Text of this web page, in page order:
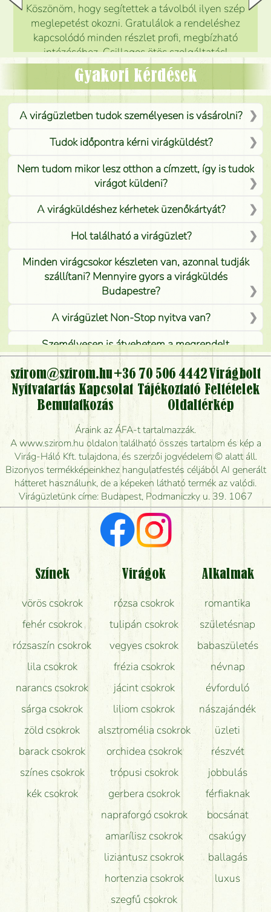
Köszönöm, hogy segítettek a távolból ilyen szép
meglepetést okozni. Gratulálok a rendeléshez
kapcsolódó minden részlet profi, megbízható
intézéséhez. Csillagos ötös szolgáltatás!
Mónika
Gyakori kérdések
A virágüzletben tudok személyesen is vásárolni?
Tudok időpontra kérni virágküldést?
Nem tudom mikor lesz otthon a címzett, így is tudok
virágot küldeni?
A virágküldéshez kérhetek üzenőkártyát?
Hol található a virágüzlet?
Minden virágcsokor készleten van, azonnal tudják
szállítani? Mennyire gyors a virágküldés
Budapestre?
A virágüzlet Non-Stop nyitva van?
Személyesen is átvehetem a megrendelt
virágcsokrot, vagy csak virágküldéssel, kiszállítással
kérhető?
Vidékre is lehet rendelni?
Meddig rendelhetek virágküldést úgy, hogy még ma
kiszállítsák?
Mennyire gyorsan tudják elkészíteni a csokrot, és
mikor tudják leghamarabb kiszállítani?
Vörös rózsát keresek, van önöknél?
Milyen visszajelzést kapok a virágküldésről?
Tényleg azt kapom, ami a képen van?
Mit kell tudni a virágcsokrok szállításáról?
Hogy marad a lehető legtovább friss a csokor?
Tudok adventi koszorút vásárolni boltban?
szirom@szirom.hu+36 70 506 4442Virágbolt
Nyitvatartás Kapcsolat Tájékoztató Feltételek
Bemutatkozás
Oldaltérkép
Áraink az ÁFA-t tartalmazzák.
A www.szirom.hu oldalon található összes tartalom és kép a
Virág-Háló Kft. tulajdona, és szerzői jogvédelem © alatt áll.
Bizonyos termékképeinkhez hangulatfestés céljából AI generált
hátteret használunk, de a képeken látható termék az valódi.
Virágüzletünk címe: Budapest, Podmaniczky u. 39. 1067
Színek
vörös csokrok
fehér csokrok
rózsaszín csokrok
lila csokrok
narancs csokrok
sárga csokrok
zöld csokrok
barack csokrok
színes csokrok
kék csokrok
Virágok
rózsa csokrok
tulipán csokrok
vegyes csokrok
frézia csokrok
jácint csokrok
liliom csokrok
alsztromélia csokrok
orchidea csokrok
trópusi csokrok
gerbera csokrok
napraforgó csokrok
amarílisz csokrok
liziantusz csokrok
hortenzia csokrok
szegfű csokrok
Alkalmak
romantika
születésnap
babaszületés
névnap
évforduló
nászajándék
üzleti
részvét
jobbulás
férfiaknak
bocsánat
csakúgy
ballagás
luxus